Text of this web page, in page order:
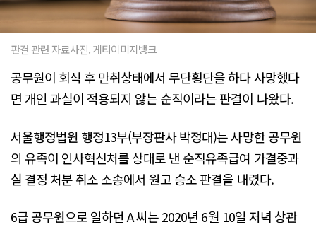
판결 관련 자료사진. 게티이미지뱅크
공무원이 회식 후 만취상태에서 무단횡단을 하다 사망했다
면 개인 과실이 적용되지 않는 순직이라는 판결이 나왔다.
서울행정법원 행정13부(부장판사 박정대)는 사망한 공무원
의 유족이 인사혁신처를 상대로 낸 순직유족급여 가결중과
실 결정 처분 취소 소송에서 원고 승소 판결을 내렸다.
6급 공무원으로 일하던 A 씨는 2020년 6월 10일 저녁 상관